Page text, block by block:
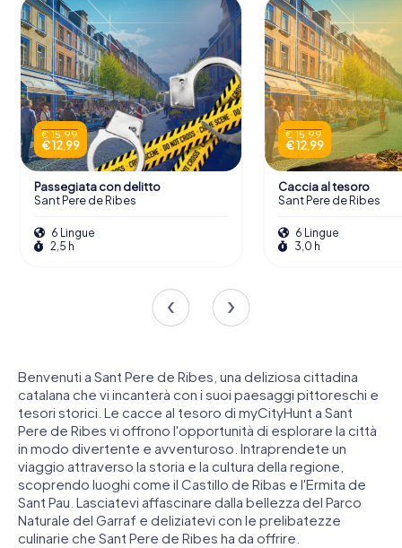
€ 15,99
€ 12,99
Passegiata con delitto
Sant Pere de Ribes
6 Lingue
2,5 h
€ 15,99
€ 12,99
Caccia al tesoro
Sant Pere de Ribes
6 Lingue
3,0 h
Benvenuti a Sant Pere de Ribes, una deliziosa cittadina
catalana che vi incanterà con i suoi paesaggi pittoreschi e
tesori storici. Le cacce al tesoro di myCityHunt a Sant
Pere de Ribes vi offrono l'opportunità di esplorare la città
in modo divertente e avventuroso. Intraprendete un
viaggio attraverso la storia e la cultura della regione,
scoprendo luoghi come il Castillo de Ribas e l'Ermita de
Sant Pau. Lasciatevi affascinare dalla bellezza del Parco
Naturale del Garraf e deliziatevi con le prelibatezze
culinarie che Sant Pere de Ribes ha da offrire.